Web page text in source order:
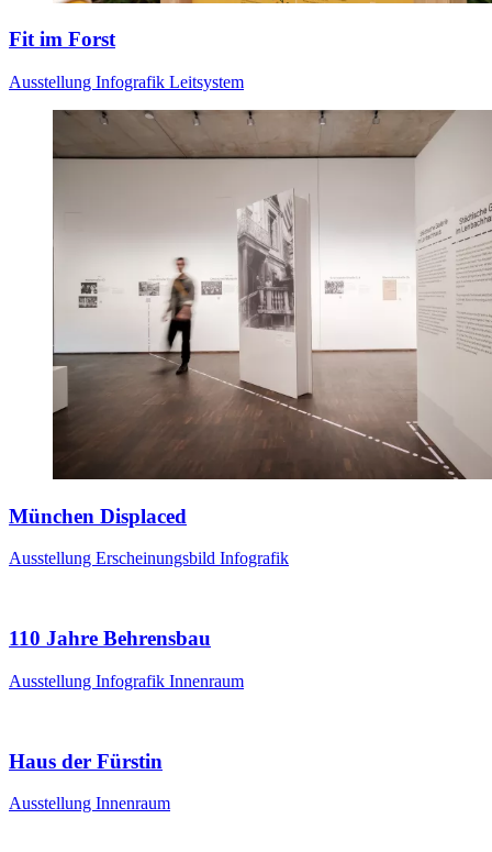
Fit im Forst
Ausstellung Infografik Leitsystem
München Displaced
Ausstellung Erscheinungsbild Infografik
110 Jahre Behrensbau
Ausstellung Infografik Innenraum
Haus der Fürstin
Ausstellung Innenraum